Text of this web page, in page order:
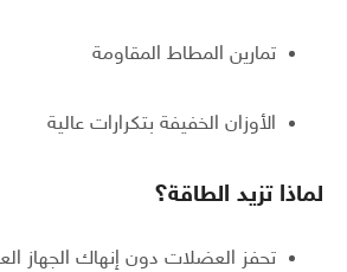
تمارين المطاط المقاومة
الأوزان الخفيفة بتكرارات عالية
لماذا تزيد الطاقة؟
تحفز العضلات دون إنهاك الجهاز